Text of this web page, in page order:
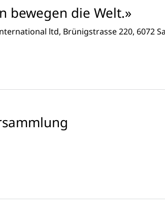
bewegen die Welt.»
ltd, Brünigstrasse 220, 6072